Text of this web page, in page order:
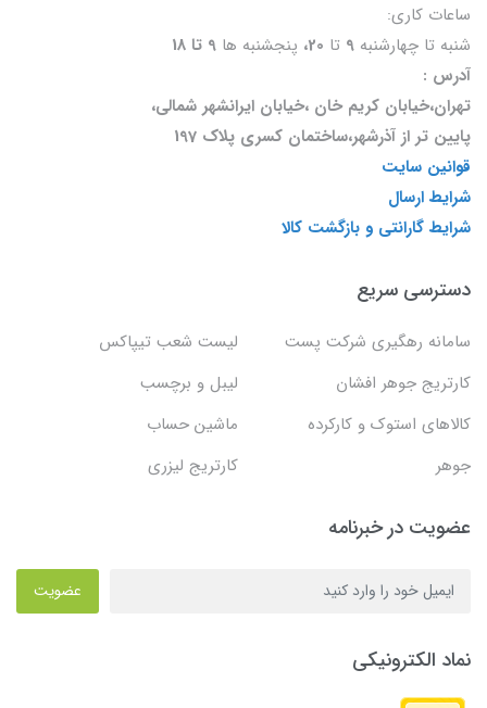
ساعات کاری:
شنبه تا چهارشنبه 9 تا 20، پنجشنبه ها
آدرس :
تهران،خیابان کریم خان ،خیابان ایرانشهر شمالی،
پایین تر از آذرشهر،ساختمان کسری پلاک 197
قوانین سایت
شرایط ارسال
شرایط گارانتی و بازگشت کالا
دسترسی سریع
سامانه رهگیری شرکت پست
لیست شعب تیپاکس
کارتریج جوهر افشان
لیبل و برچسب
کالاهای استوک و کارکرده
ماشین حساب
جوهر
کارتریج لیزری
عضویت در خبرنامه
عضویت
نماد الکترونیکی